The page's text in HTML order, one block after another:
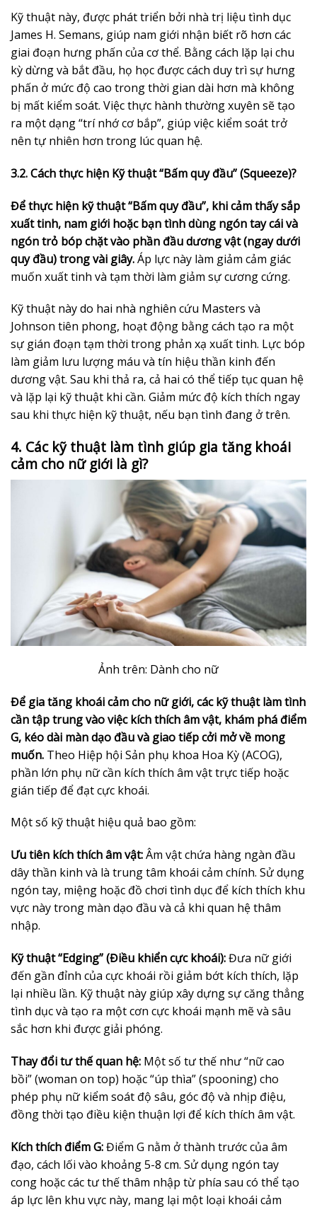
Kỹ thuật này, được phát triển bởi nhà trị liệu tình dục
James H. Semans, giúp nam giới nhận biết rõ hơn các
giai đoạn hưng phấn của cơ thể. Bằng cách lặp lại chu
kỳ dừng và bắt đầu, họ học được cách duy trì sự hưng
phấn ở mức độ cao trong thời gian dài hơn mà không
bị mất kiểm soát. Việc thực hành thường xuyên sẽ tạo
ra một dạng “trí nhớ cơ bắp”, giúp việc kiểm soát trở
nên tự nhiên hơn trong lúc quan hệ.
3.2. Cách thực hiện Kỹ thuật “Bấm quy đầu” (Squeeze)?
Để thực hiện kỹ thuật “Bấm quy đầu”, khi cảm thấy sắp
xuất tinh, nam giới hoặc bạn tình dùng ngón tay cái và
ngón trỏ bóp chặt vào phần đầu dương vật (ngay dưới
quy đầu) trong vài giây.Áp lực này làm giảm cảm giác
muốn xuất tinh và tạm thời làm giảm sự cương cứng.
Kỹ thuật này do hai nhà nghiên cứu Masters và
Johnson tiên phong, hoạt động bằng cách tạo ra một
sự gián đoạn tạm thời trong phản xạ xuất tinh. Lực bóp
làm giảm lưu lượng máu và tín hiệu thần kinh đến
dương vật. Sau khi thả ra, cả hai có thể tiếp tục quan hệ
và lặp lại kỹ thuật khi cần. Giảm mức độ kích thích ngay
sau khi thực hiện kỹ thuật, nếu bạn tình đang ở trên.
4. Các kỹ thuật làm tình giúp gia tăng khoái
cảm cho nữ giới là gì?
Ảnh trên: Dành cho nữ
Để gia tăng khoái cảm cho nữ giới, các kỹ thuật làm tình
cần tập trung vào việc kích thích âm vật, khám phá điểm
G, kéo dài màn dạo đầu và giao tiếp cởi mở về mong
muốn. Theo Hiệp hội Sản phụ khoa Hoa Kỳ (ACOG),
phần lớn phụ nữ cần kích thích âm vật trực tiếp hoặc
gián tiếp để đạt cực khoái.
Một số kỹ thuật hiệu quả bao gồm:
Ưu tiên kích thích âm vật:Âm vật chứa hàng ngàn đầu
dây thần kinh và là trung tâm khoái cảm chính. Sử dụng
ngón tay, miệng hoặc đồ chơi tình dục để kích thích khu
vực này trong màn dạo đầu và cả khi quan hệ thâm
nhập.
Kỹ thuật “Edging” (Điều khiển cực khoái):Đưa nữ giới
đến gần đỉnh của cực khoái rồi giảm bớt kích thích, lặp
lại nhiều lần. Kỹ thuật này giúp xây dựng sự căng thẳng
tình dục và tạo ra một cơn cực khoái mạnh mẽ và sâu
sắc hơn khi được giải phóng.
Thay đổi tư thế quan hệ: Một số tư thế như “nữ cao
bồi” (woman on top) hoặc “úp thìa” (spooning) cho
phép phụ nữ kiểm soát độ sâu, góc độ và nhịp điệu,
đồng thời tạo điều kiện thuận lợi để kích thích âm vật.
Kích thích điểm G:Điểm G nằm ở thành trước của âm
đạo, cách lối vào khoảng 5-8 cm. Sử dụng ngón tay
cong hoặc các tư thế thâm nhập từ phía sau có thể tạo
áp lực lên khu vực này, mang lại một loại khoái cảm